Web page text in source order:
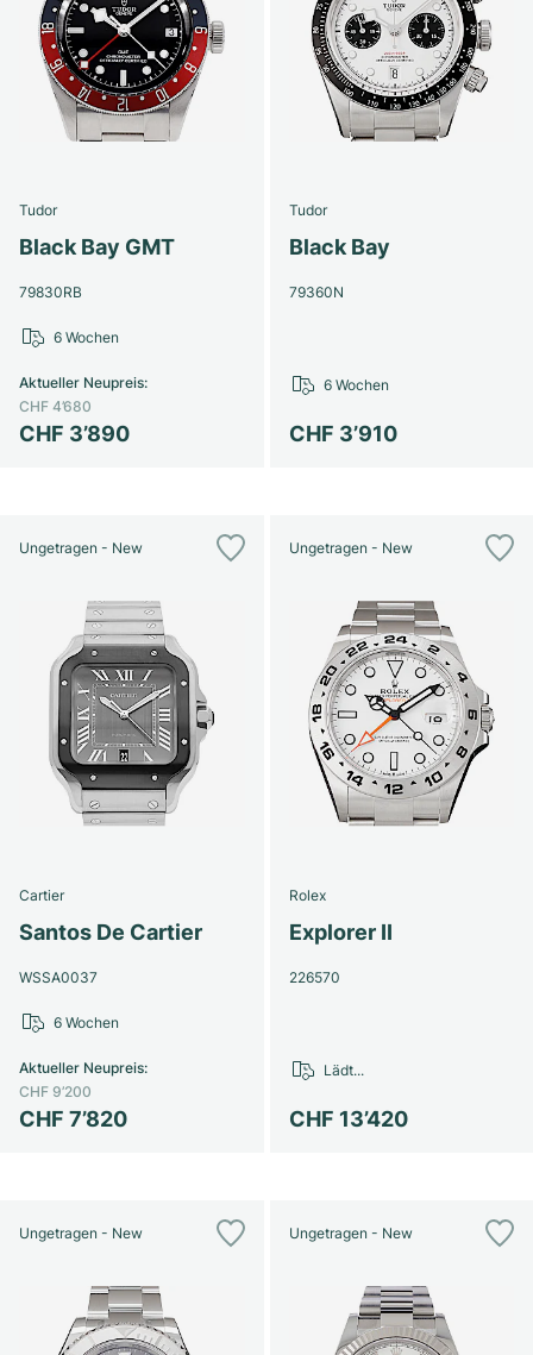
Tudor
Black Bay GMT
79830RB
CHF 3’890
Aktueller Neupreis:
CHF 4’680
6 Wochen
Tudor
Black Bay
79360N
CHF 3’910
6 Wochen
Ungetragen - New
Cartier
Santos De Cartier
WSSA0037
CHF 7’820
Aktueller Neupreis:
CHF 9’200
6 Wochen
Ungetragen - New
Rolex
Explorer II
226570
CHF 13’420
Lädt...
Ungetragen - New Ungetragen - New